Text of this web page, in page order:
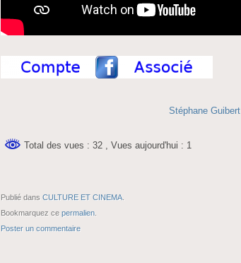
Stéphane Guibert
Total des vues : 32 , Vues aujourd'hui : 1
Publié dans CULTURE ET CINEMA
Bookmarquez ce permalien
Poster un commentaire